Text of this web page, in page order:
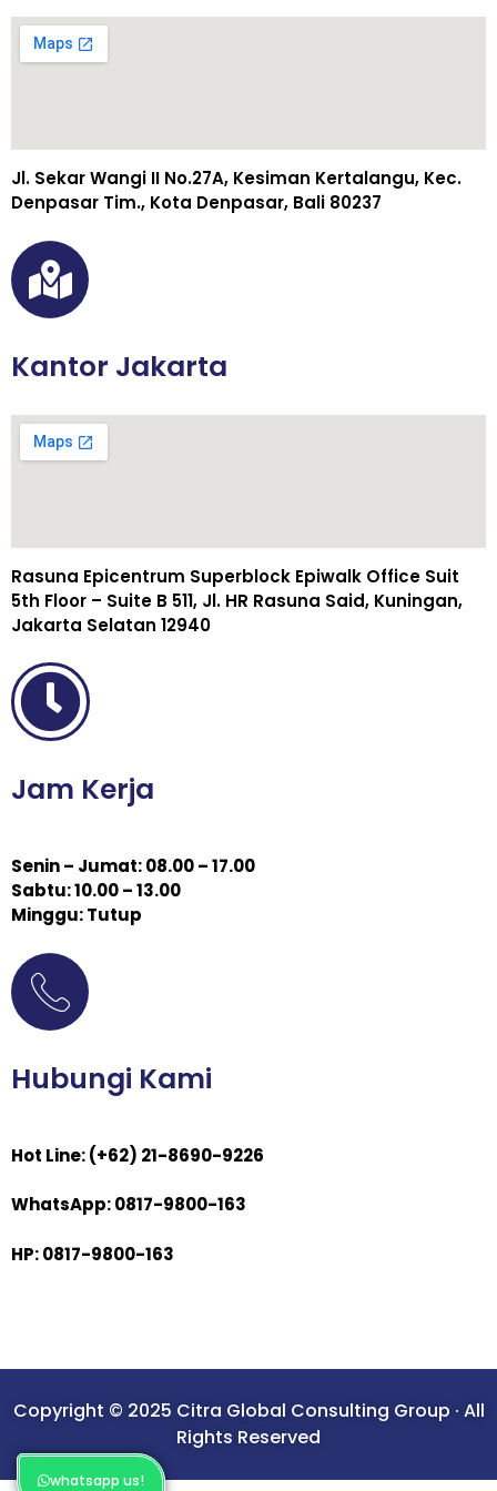
whatsapp us!
Jl. Sekar Wangi II No.27A, Kesiman Kertalangu, Kec.
Denpasar Tim., Kota Denpasar, Bali 80237
Kantor Jakarta
Rasuna Epicentrum Superblock Epiwalk Office Suit
5th Floor – Suite B 511, Jl. HR Rasuna Said, Kuningan,
Jakarta Selatan 12940
Jam Kerja
Senin – Jumat: 08.00 – 17.00
Sabtu: 10.00 – 13.00
Minggu: Tutup
Hubungi Kami
Hot Line: (+62) 21-8690-9226
WhatsApp: 0817-9800-163
HP: 0817-9800-163
Copyright © 2025 Citra Global Consulting Group · All
Rights Reserved